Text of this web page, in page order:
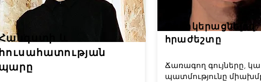
և
հուսահատության
Պատկերացնելով
հրաժեշտը
Ճառագող գույները,
պատմությունը